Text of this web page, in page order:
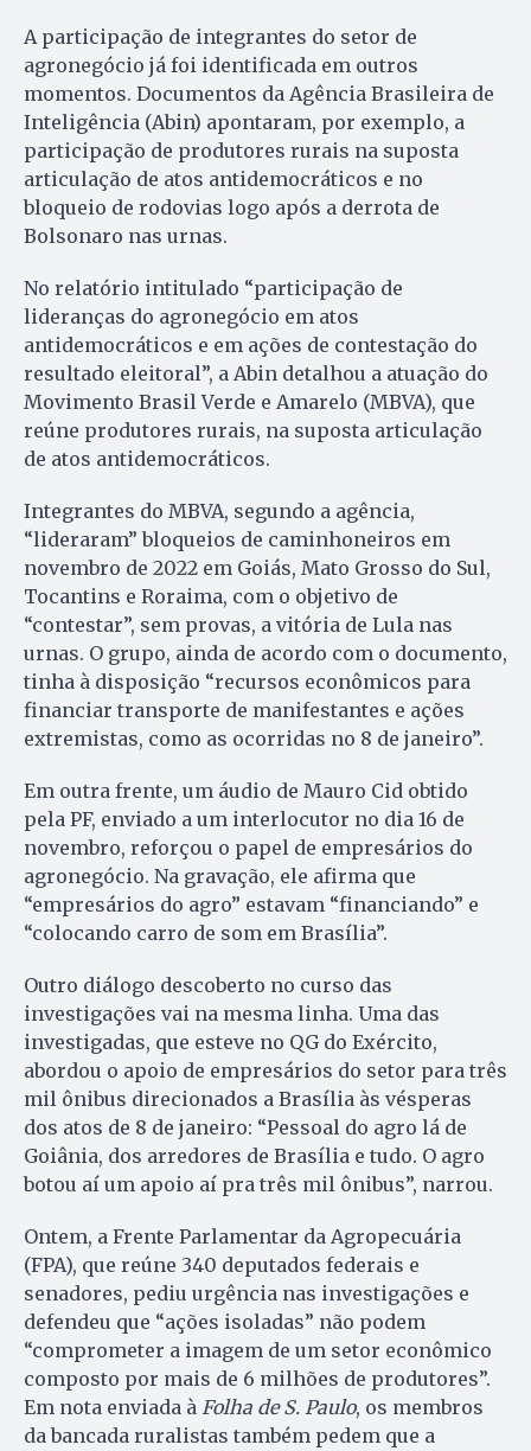
A participação de integrantes do setor de
agronegócio já foi identificada em outros
momentos. Documentos da Agência Brasileira de
Inteligência (Abin) apontaram, por exemplo, a
participação de produtores rurais na suposta
articulação de atos antidemocráticos e no
bloqueio de rodovias logo após a derrota de
Bolsonaro nas urnas.
No relatório intitulado “participação de
lideranças do agronegócio em atos
antidemocráticos e em ações de contestação do
resultado eleitoral”, a Abin detalhou a atuação do
Movimento Brasil Verde e Amarelo (MBVA), que
reúne produtores rurais, na suposta articulação
de atos antidemocráticos.
Integrantes do MBVA, segundo a agência,
“lideraram” bloqueios de caminhoneiros em
novembro de 2022 em Goiás, Mato Grosso do Sul,
Tocantins e Roraima, com o objetivo de
“contestar”, sem provas, a vitória de Lula nas
urnas. O grupo, ainda de acordo com o documento,
tinha à disposição “recursos econômicos para
financiar transporte de manifestantes e ações
extremistas, como as ocorridas no 8 de janeiro”.
Em outra frente, um áudio de Mauro Cid obtido
pela PF, enviado a um interlocutor no dia 16 de
novembro, reforçou o papel de empresários do
agronegócio. Na gravação, ele afirma que
“empresários do agro” estavam “financiando” e
“colocando carro de som em Brasília”.
Outro diálogo descoberto no curso das
investigações vai na mesma linha. Uma das
investigadas, que esteve no QG do Exército,
abordou o apoio de empresários do setor para três
mil ônibus direcionados a Brasília às vésperas
dos atos de 8 de janeiro: “Pessoal do agro lá de
Goiânia, dos arredores de Brasília e tudo. O agro
botou aí um apoio aí pra três mil ônibus”, narrou.
Ontem, a Frente Parlamentar da Agropecuária
(FPA), que reúne 340 deputados federais e
senadores, pediu urgência nas investigações e
defendeu que “ações isoladas” não podem
“comprometer a imagem de um setor econômico
composto por mais de 6 milhões de produtores”.
Em nota enviada à Folha de S. Paulo, os membros
da bancada ruralistas também pedem que a